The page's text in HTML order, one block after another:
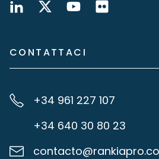
CONTATTACI
+34 961 227 107
+34 640 30 80 23